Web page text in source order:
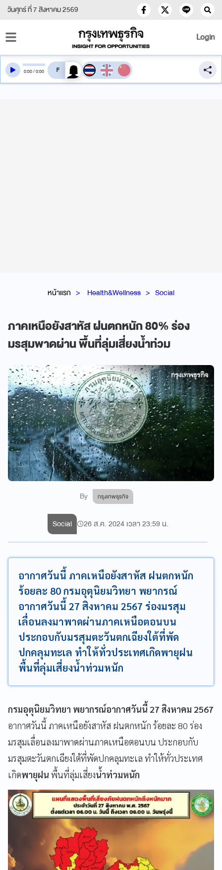
วันศุกร์ ที่ 7 สิงหาคม 2569
Login
หน้าแรก Health&Wellness Social
ภาคเหนือยังสาหัส ฝนตกหนัก 80% ร่อง
มรสุมพาดผ่าน พื้นที่ลุ่มเสี่ยงน้ำท่วม
By กรุงเทพธุรกิจ
0:00/0:00 สลับเสียงอ่าน
Social 26 ส.ค. 2024 เวลา 23:59 น.
อากาศวันนี้ ภาคเหนือยังสาหัส ฝนตกหนัก
ร้อยละ 80 กรมอุตุนิยมวิทยา พยากรณ์
อากาศวันนี้ 27 สิงหาคม 2567 ร่องมรสุม
เลื่อนลงมาพาดผ่านภาคเหนือตอนบน
ประกอบกับมรสุมตะวันตกเฉียงใต้ที่พัด
ปกคลุมทะเล ทำให้ทั่วประเทศเกิดพายุฝน
พื้นที่ลุ่มเสี่ยงน้ำท่วมหนัก
กรมอุตุนิยมวิทยา พยากรณ์อากาศวันนี้ 27 สิงหาคม 2567
อากาศวันนี้ ภาคเหนือยังสาหัส ฝนตกหนัก ร้อยละ 80 ร่อง
มรสุมเลื่อนลงมาพาดผ่านภาคเหนือตอนบน ประกอบกับ
มรสุมตะวันตกเฉียงใต้ที่พัดปกคลุมทะเล ทำให้ทั่วประเทศ
เกิดพายุฝน พื้นที่ลุ่มเสี่ยงน้ำท่วมหนัก